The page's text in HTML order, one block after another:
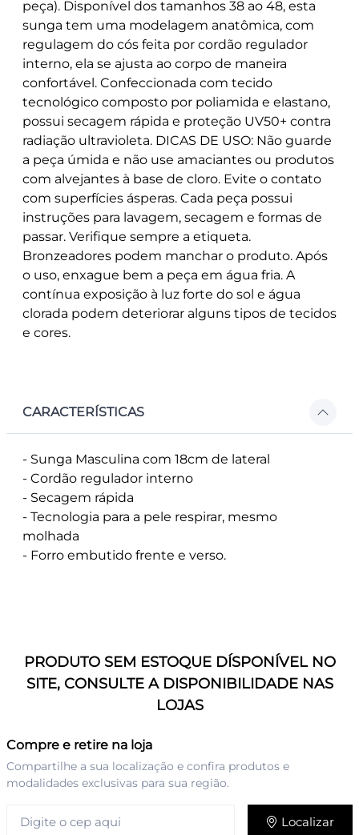
peça). Disponível dos tamanhos 38 ao 48, esta
sunga tem uma modelagem anatômica, com
regulagem do cós feita por cordão regulador
interno, ela se ajusta ao corpo de maneira
confortável. Confeccionada com tecido
tecnológico composto por poliamida e elastano,
possui secagem rápida e proteção UV50+ contra
radiação ultravioleta. DICAS DE USO: Não guarde
a peça úmida e não use amaciantes ou produtos
com alvejantes à base de cloro. Evite o contato
com superfícies ásperas. Cada peça possui
instruções para lavagem, secagem e formas de
passar. Verifique sempre a etiqueta.
Bronzeadores podem manchar o produto. Após
o uso, enxague bem a peça em água fria. A
contínua exposição à luz forte do sol e água
clorada podem deteriorar alguns tipos de tecidos
e cores.
CARACTERÍSTICAS
- Sunga Masculina com 18cm de lateral
- Cordão regulador interno
- Secagem rápida
- Tecnologia para a pele respirar, mesmo
molhada
- Forro embutido frente e verso.
PRODUTO SEM ESTOQUE DÍSPONÍVEL NO
SITE, CONSULTE A DISPONIBILIDADE NAS
LOJAS
Compre e retire na loja
Compartilhe a sua localização e confira produtos e
modalidades exclusivas para sua região.
Localizar